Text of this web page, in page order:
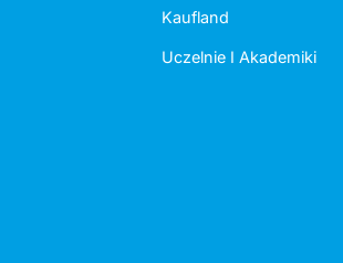
Kaufland
Uczelnie I Akademiki